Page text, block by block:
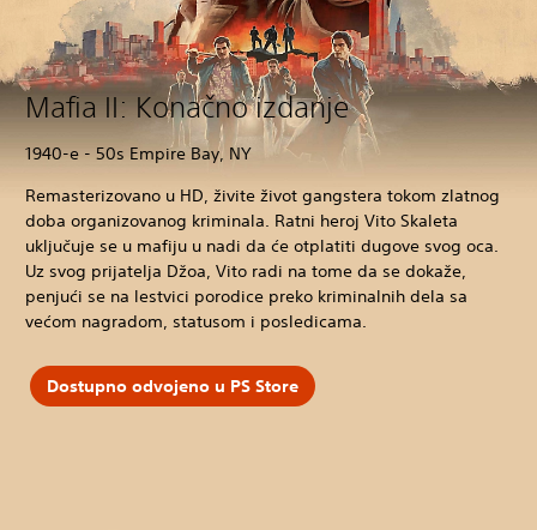
Mafia II: Konačno izdanje
1940-e - 50s Empire Bay, NY
Remasterizovano u HD, živite život gangstera tokom zlatnog
doba organizovanog kriminala. Ratni heroj Vito Skaleta
uključuje se u mafiju u nadi da će otplatiti dugove svog oca.
Uz svog prijatelja Džoa, Vito radi na tome da se dokaže,
penjući se na lestvici porodice preko kriminalnih dela sa
većom nagradom, statusom i posledicama.
Dostupno odvojeno u PS Store